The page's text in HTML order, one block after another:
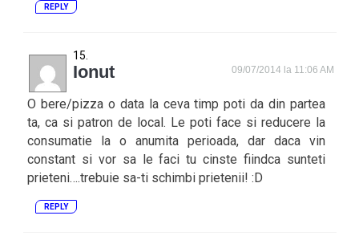
REPLY
Ionut 09/07/2014 la 11:06 AM
O bere/pizza o data la ceva timp poti da din partea
ta, ca si patron de local. Le poti face si reducere la
consumatie la o anumita perioada, dar daca vin
constant si vor sa le faci tu cinste fiindca sunteti
prieteni….trebuie sa-ti schimbi prietenii! :D
REPLY